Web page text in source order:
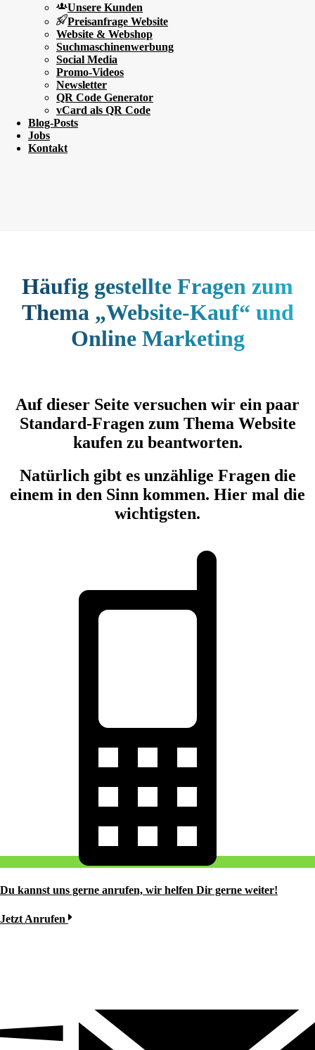
Unsere Kunden
Preisanfrage Website
Website & Webshop
Suchmaschinenwerbung
Social Media
Promo-Videos
Newsletter
QR Code Generator
vCard als QR Code
Blog-Posts
Jobs
Kontakt
Häufig gestellte Fragen zum
Thema „Website-Kauf“ und
Online Marketing
Auf dieser Seite versuchen wir ein paar
Standard-Fragen zum Thema Website
kaufen zu beantworten.
Natürlich gibt es unzählige Fragen die
einem in den Sinn kommen. Hier mal die
wichtigsten.
Du kannst uns gerne anrufen, wir helfen Dir gerne weiter!
Jetzt Anrufen